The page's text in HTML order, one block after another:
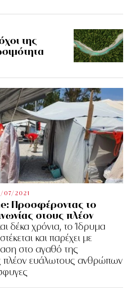
της
07/2021
Προσφέροντας το
στους πλέον
δέκα χρόνια, το Ίδρυμα
και παρέχει με
στο αγαθό της
πλέον ευάλωτους ανθρώπων